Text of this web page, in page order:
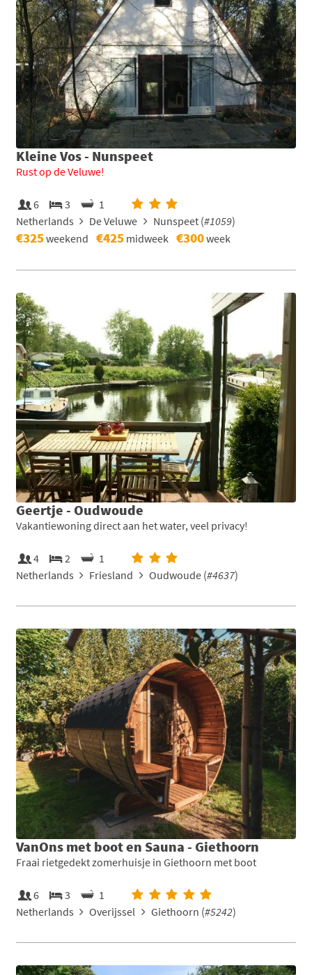
Kleine Vos - Nunspeet
Rust op de Veluwe!
6 3
1
Netherlands
De Veluwe Nunspeet (#1059)
€325weekend €425 midweek €300week
Geertje - Oudwoude
Vakantiewoning direct aan het water, veel privacy!
4 2
1
Netherlands
Friesland Oudwoude (#4637)
VanOns met boot en Sauna - Giethoorn
Fraai rietgedekt zomerhuisje in Giethoorn met boot
6 3
1
Netherlands
Overijssel Giethoorn (#5242)